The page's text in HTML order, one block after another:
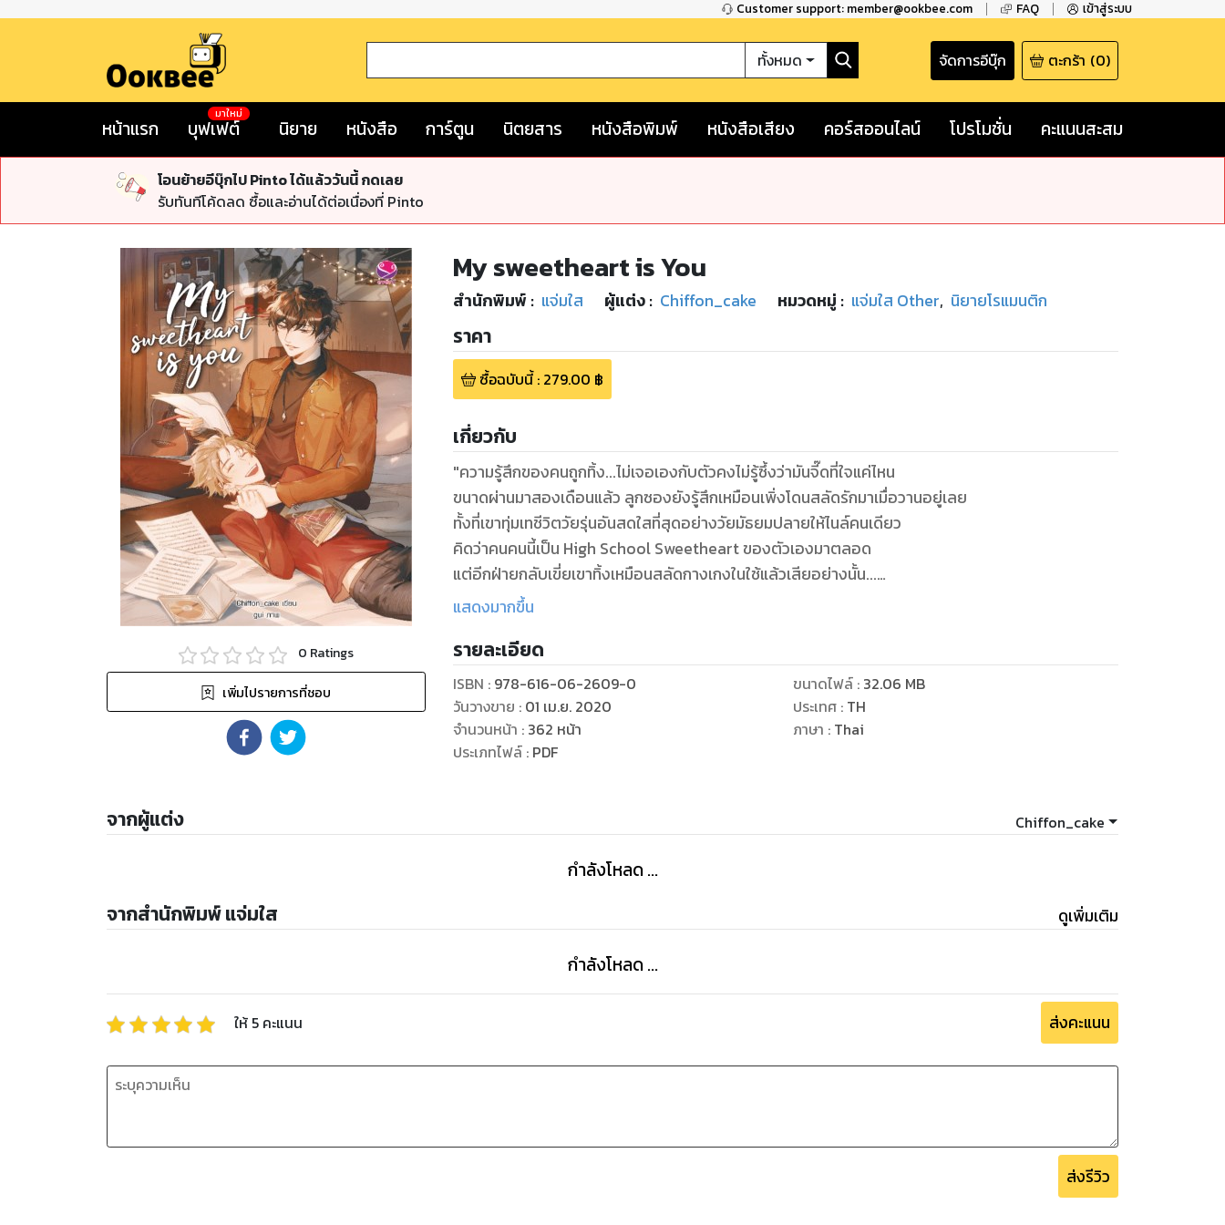
Customer support: member@ookbee.com FAQ เข้าสู่ระบบ
ทั้งหมด จัดการอีบุ๊ก ตะกร้า (0)
หน้าแรก บุฟเฟต์
มาใหม่
นิยาย หนังสือ การ์ตูน นิตยสาร หนังสือพิมพ์ หนังสือเสียง คอร์สออนไลน์ โปรโมชั่น คะแนนสะสม
โอนย้ายอีบุ๊กไป Pinto ได้แล้ววันนี้ กดเลย
รับทันทีโค้ดลด ซื้อและอ่านได้ต่อเนื่องที่ Pinto
0 Ratings
เพิ่มไปรายการที่ชอบ
My sweetheart is You
สำนักพิมพ์ : แจ่มใส ผู้แต่ง : Chiffon_cake หมวดหมู่ : แจ่มใส Other, นิยายโรแมนติก
ราคา
ซื้อฉบับนี้: 279.00 ฿
เกี่ยวกับ
"ความรู้สึกของคนถูกทิ้ง...ไม่เจอเองกับตัวคงไม่รู้ซึ้งว่ามันจี๊ดที่ใจแค่ไหน
ขนาดผ่านมาสองเดือนแล้ว ลูกซองยังรู้สึกเหมือนเพิ่งโดนสลัดรักมาเมื่อวานอยู่เลย
ทั้งที่เขาทุ่มเทชีวิตวัยรุ่นอันสดใสที่สุดอย่างวัยมัธยมปลายให้ไนล์คนเดียว
คิดว่าคนคนนี้เป็น High School Sweetheart ของตัวเองมาตลอด
แต่อีกฝ่ายกลับเขี่ยเขาทิ้งเหมือนสลัดกางเกงในใช้แล้วเสียอย่างนั้น...
มิชชั่นขอโอกาสจากแฟนเก่าจึงเกิดขึ้นแบบงงๆ
เพื่อนร่วมชั้นที่โรงเรียนเก่า และยังเป็นเพื่อนข้างบ้านคนสนิทของไนล์
ลูกซองก็ยิ่งได้ใจ หมายมั่นว่าจะต้องใช้เอ็มเจเป็นสะพานเชื่อมสัมพันธ์ให้ได้
(...ถึงสะพานที่ว่าจะดูเหม็นขี้หน้าเขาไม่น้อยก็เถอะ)
ก็สวรรค์ส่งตัวช่วยมาให้แล้ว จะให้ยอมแพ้ก็ไม่ใช่ลูกซองคนเก่งของคุณนายกันแล้วล่ะ!"
แสดงมากขึ้น
รายละเอียด
ISBN : 978-616-06-2609-0
วันวางขาย : 01 เม.ย. 2020
จำนวนหน้า : 362 หน้า
ประเภทไฟล์: PDF
ขนาดไฟล์: 32.06 MB
ประเทศ : TH
ภาษา : Thai
จากผู้แต่ง Chiffon_cake
กำลังโหลด ...
จากสำนักพิมพ์ แจ่มใส ดูเพิ่มเติม
กำลังโหลด ...
ให้ 5 คะแนน ส่งคะแนน
ส่งรีวิว